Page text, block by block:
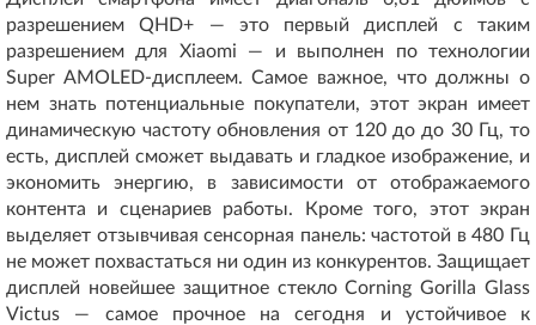
разрешением QHD+ — это первый дисплей с таким
разрешением для Xiaomi — и выполнен по технологии
Super AMOLED-дисплеем. Самое важное, что должны о
нем знать потенциальные покупатели, этот экран имеет
динамическую частоту обновления от 120 до до 30 Гц, то
есть, дисплей сможет выдавать и гладкое изображение, и
экономить энергию, в зависимости от отображаемого
контента и сценариев работы. Кроме того, этот экран
выделяет отзывчивая сенсорная панель: частотой в 480 Гц
не может похвастаться ни один из конкурентов. Защищает
дисплей новейшее защитное стекло Corning Gorilla Glass
Victus — самое прочное на сегодня и устойчивое к